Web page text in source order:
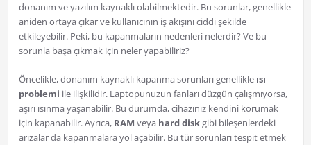
donanım ve yazılım kaynaklı olabilmektedir. Bu sorunlar, genellikle
aniden ortaya çıkar ve kullanıcının iş akışını ciddi şekilde
etkileyebilir. Peki, bu kapanmaların nedenleri nelerdir? Ve bu
sorunla başa çıkmak için neler yapabiliriz?
Öncelikle, donanım kaynaklı kapanma sorunları genellikle ısı
problemi ile ilişkilidir. Laptopunuzun fanları düzgün çalışmıyorsa,
aşırı ısınma yaşanabilir. Bu durumda, cihazınız kendini korumak
için kapanabilir. Ayrıca, RAM veya hard diskgibi bileşenlerdeki
arızalar da kapanmalara yol açabilir. Bu tür sorunları tespit etmek